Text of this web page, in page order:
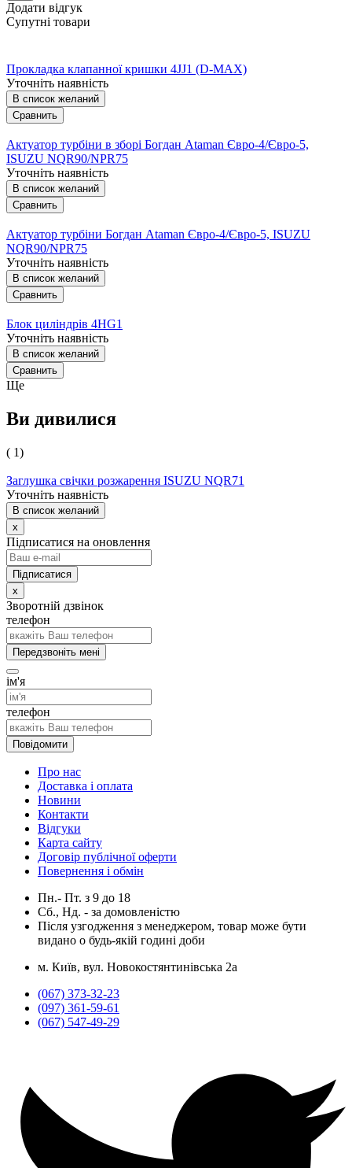
Додати відгук
Супутні товари
Прокладка клапанної кришки 4JJ1 (D-MAX)
Уточніть наявність
В список желаний
Сравнить
Актуатор турбіни в зборі Богдан Ataman Євро-4/Євро-5,
ISUZU NQR90/NPR75
Уточніть наявність
В список желаний
Сравнить
Актуатор турбіни Богдан Ataman Євро-4/Євро-5, ISUZU
NQR90/NPR75
Уточніть наявність
В список желаний
Сравнить
Блок циліндрів 4HG1
Уточніть наявність
В список желаний
Сравнить
Ще
Ви дивилися
( 1)
Заглушка свічки розжарення ISUZU NQR71
Уточніть наявність
В список желаний
x
Підписатися на оновлення
x
Зворотній дзвінок
телефон
Передзвоніть мені
ім'я
телефон
Повідомити
Про нас
Доставка і оплата
Новини
Контакти
Відгуки
Карта сайту
Договір публічної оферти
Повернення і обмін
Пн.- Пт. з 9 до 18
Сб., Нд. - за домовленістю
Після узгодження з менеджером, товар може бути
видано о будь-якій годині доби
м. Київ, вул. Новокостянтинівська 2а
(067) 373-32-23
(097) 361-59-61
(067) 547-49-29